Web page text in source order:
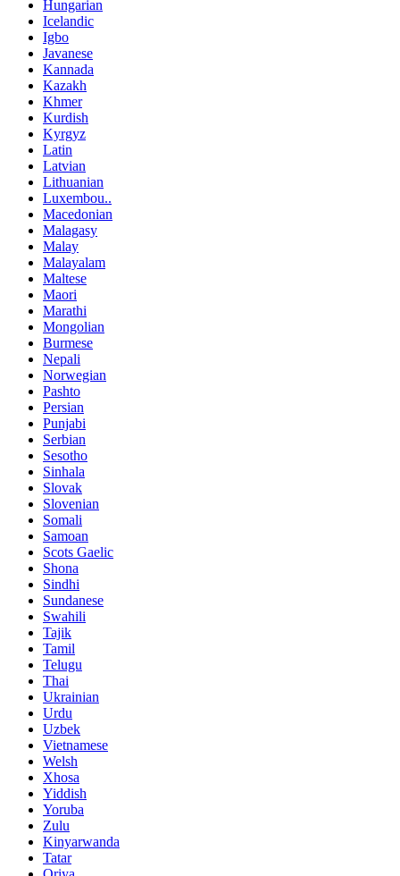
Hungarian
Icelandic
Igbo
Javanese
Kannada
Kazakh
Khmer
Kurdish
Kyrgyz
Latin
Latvian
Lithuanian
Luxembou..
Macedonian
Malagasy
Malay
Malayalam
Maltese
Maori
Marathi
Mongolian
Burmese
Nepali
Norwegian
Pashto
Persian
Punjabi
Serbian
Sesotho
Sinhala
Slovak
Slovenian
Somali
Samoan
Scots Gaelic
Shona
Sindhi
Sundanese
Swahili
Tajik
Tamil
Telugu
Thai
Ukrainian
Urdu
Uzbek
Vietnamese
Welsh
Xhosa
Yiddish
Yoruba
Zulu
Kinyarwanda
Tatar